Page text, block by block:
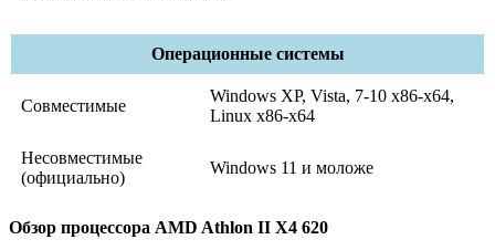
Операционные системы
Совместимые
Windows XP, Vista, 7-10 x86-x64,
Linux x86-x64
Несовместимые
(официально)
Windows 11 и моложе
Обзор процессора AMD Athlon II X4 620